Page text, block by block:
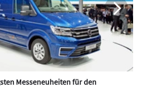
Messeneuheiten für den